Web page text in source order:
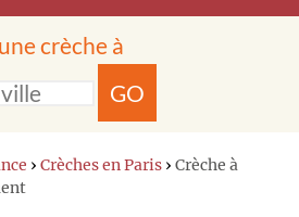
crèche à
GO
› Crèches en Paris › Crèche à